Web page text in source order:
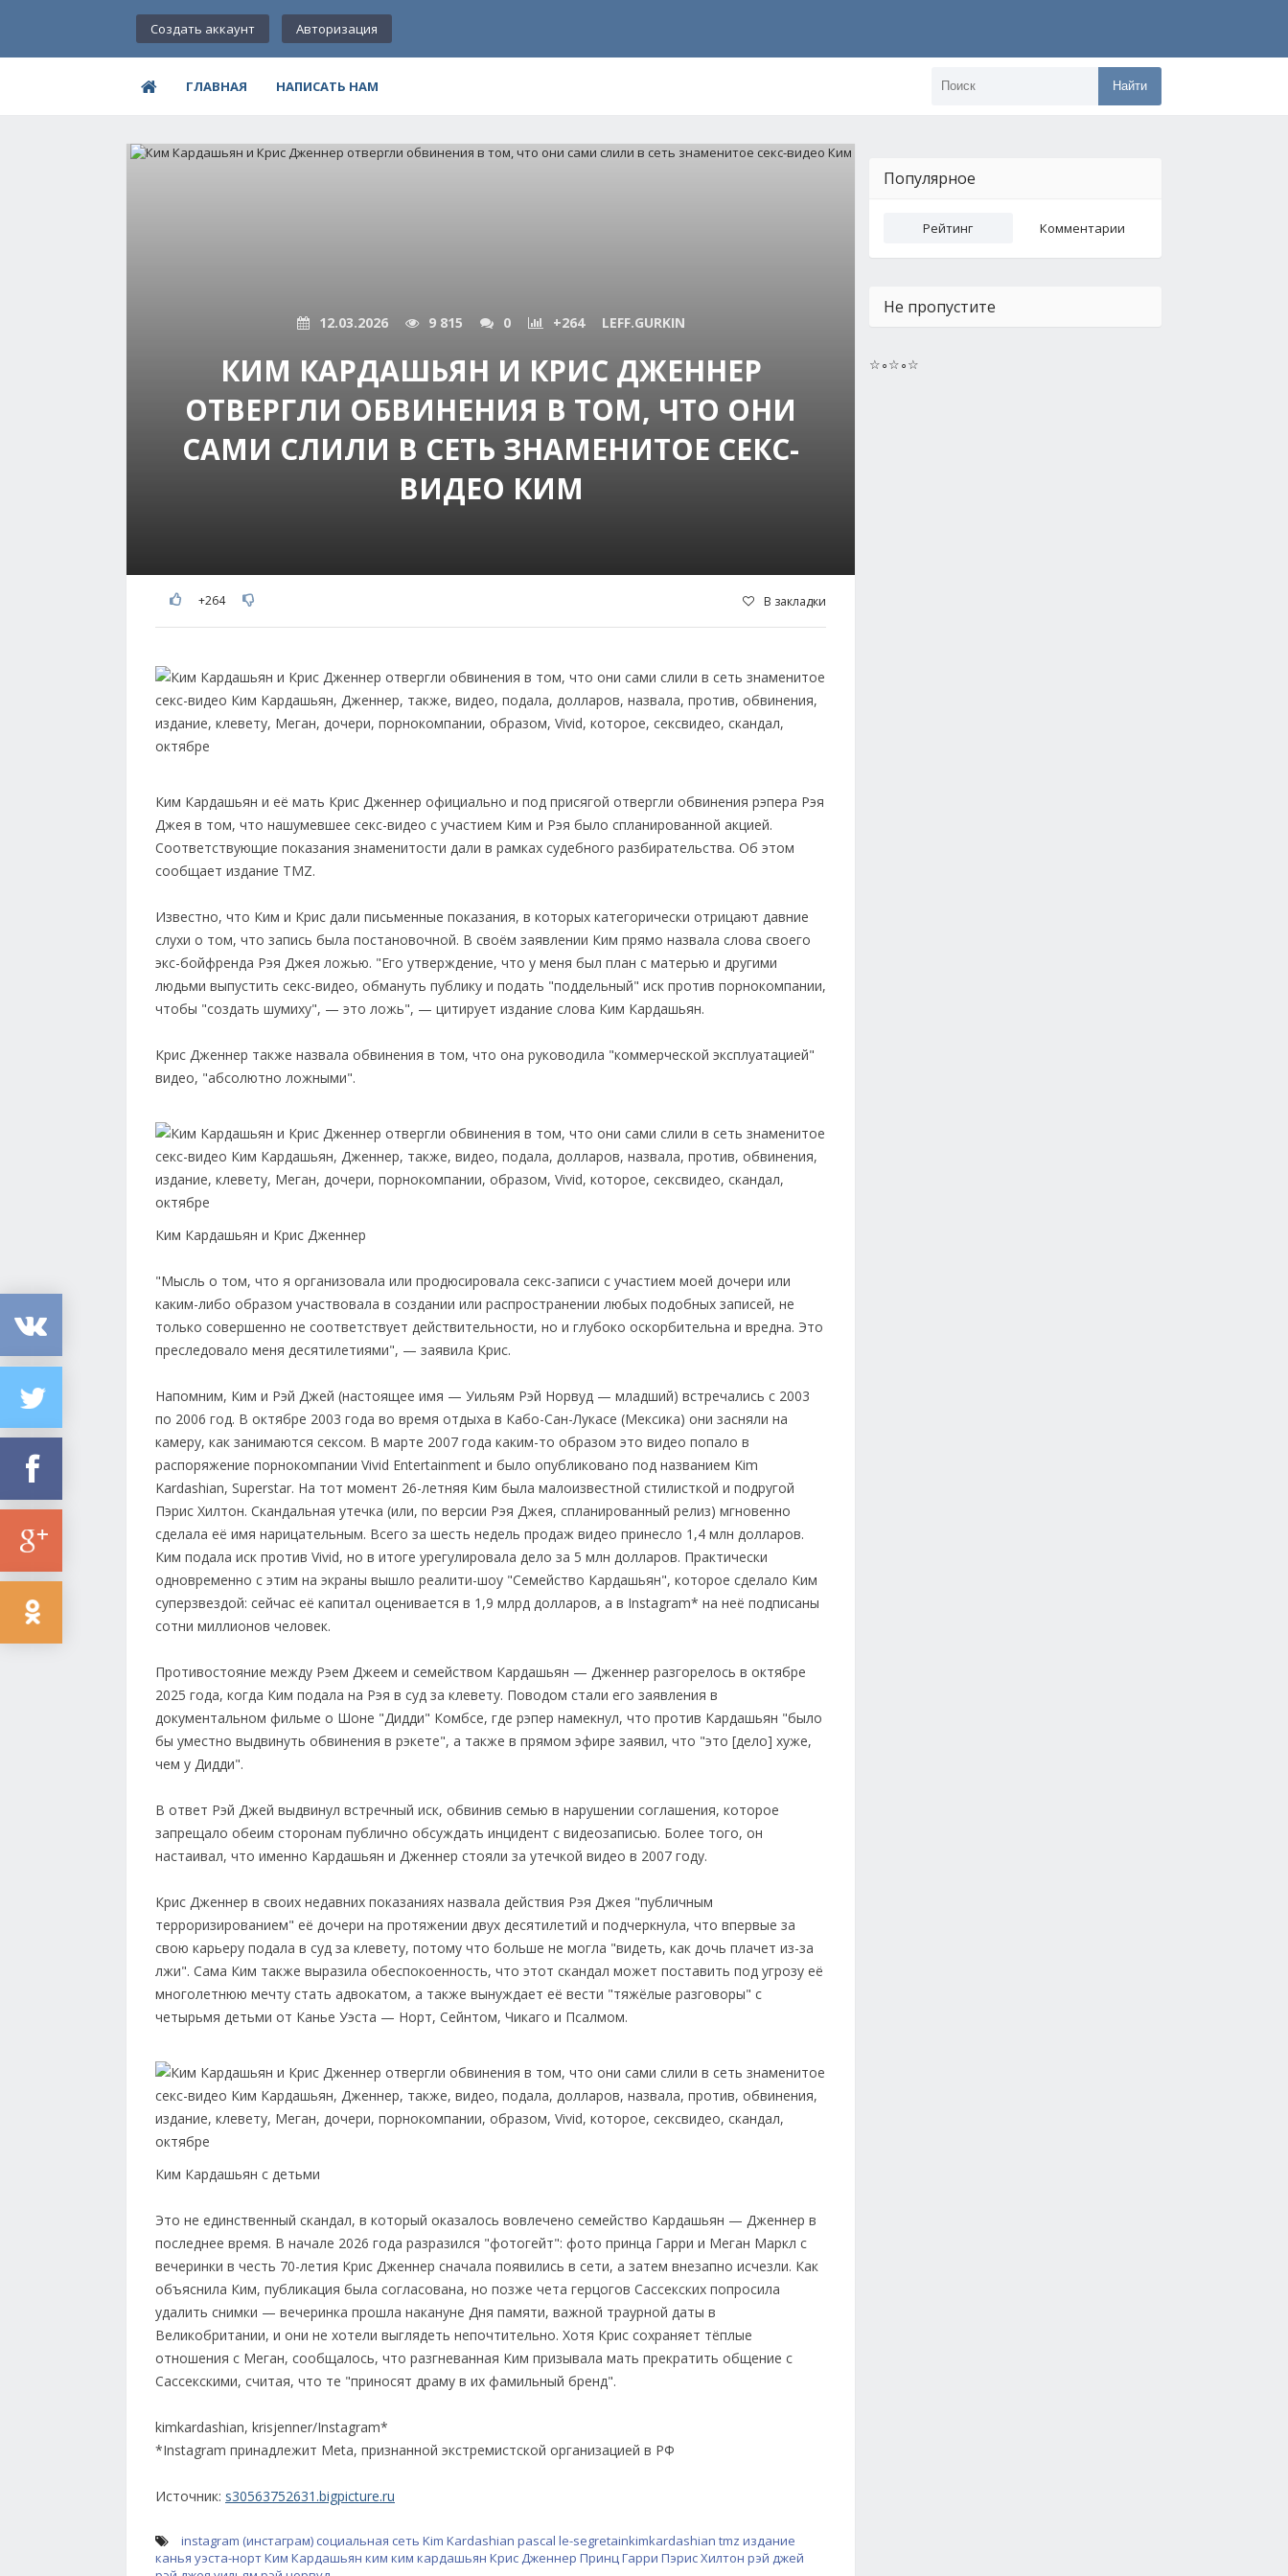
Создать аккаунт Авторизация
ГЛАВНАЯ НАПИСАТЬ НАМ Найти
12.03.2026 9 815 0 +264 LEFF.GURKIN
КИМ КАРДАШЬЯН И КРИС ДЖЕННЕР
ОТВЕРГЛИ ОБВИНЕНИЯ В ТОМ, ЧТО ОНИ
САМИ СЛИЛИ В СЕТЬ ЗНАМЕНИТОЕ СЕКС-
ВИДЕО КИМ
+264 В закладки
Ким Кардашьян и её мать Крис Дженнер официально и под присягой отвергли обвинения рэпера Рэя
Джея в том, что нашумевшее секс-видео с участием Ким и Рэя было спланированной акцией.
Соответствующие показания знаменитости дали в рамках судебного разбирательства. Об этом
сообщает издание TMZ.
Известно, что Ким и Крис дали письменные показания, в которых категорически отрицают давние
слухи о том, что запись была постановочной. В своём заявлении Ким прямо назвала слова своего
экс-бойфренда Рэя Джея ложью. "Его утверждение, что у меня был план с матерью и другими
людьми выпустить секс-видео, обмануть публику и подать "поддельный" иск против порнокомпании,
чтобы "создать шумиху", — это ложь", — цитирует издание слова Ким Кардашьян.
Крис Дженнер также назвала обвинения в том, что она руководила "коммерческой эксплуатацией"
видео, "абсолютно ложными".
Ким Кардашьян и Крис Дженнер
"Мысль о том, что я организовала или продюсировала секс-записи с участием моей дочери или
каким-либо образом участвовала в создании или распространении любых подобных записей, не
только совершенно не соответствует действительности, но и глубоко оскорбительна и вредна. Это
преследовало меня десятилетиями", — заявила Крис.
Напомним, Ким и Рэй Джей (настоящее имя — Уильям Рэй Норвуд — младший) встречались с 2003
по 2006 год. В октябре 2003 года во время отдыха в Кабо-Сан-Лукасе (Мексика) они засняли на
камеру, как занимаются сексом. В марте 2007 года каким-то образом это видео попало в
распоряжение порнокомпании Vivid Entertainment и было опубликовано под названием Kim
Kardashian, Superstar. На тот момент 26-летняя Ким была малоизвестной стилисткой и подругой
Пэрис Хилтон. Скандальная утечка (или, по версии Рэя Джея, спланированный релиз) мгновенно
сделала её имя нарицательным. Всего за шесть недель продаж видео принесло 1,4 млн долларов.
Ким подала иск против Vivid, но в итоге урегулировала дело за 5 млн долларов. Практически
одновременно с этим на экраны вышло реалити-шоу "Семейство Кардашьян", которое сделало Ким
суперзвездой: сейчас её капитал оценивается в 1,9 млрд долларов, а в Instagram* на неё подписаны
сотни миллионов человек.
Противостояние между Рэем Джеем и семейством Кардашьян — Дженнер разгорелось в октябре
2025 года, когда Ким подала на Рэя в суд за клевету. Поводом стали его заявления в
документальном фильме о Шоне "Дидди" Комбсе, где рэпер намекнул, что против Кардашьян "было
бы уместно выдвинуть обвинения в рэкете", а также в прямом эфире заявил, что "это [дело] хуже,
чем у Дидди".
В ответ Рэй Джей выдвинул встречный иск, обвинив семью в нарушении соглашения, которое
запрещало обеим сторонам публично обсуждать инцидент с видеозаписью. Более того, он
настаивал, что именно Кардашьян и Дженнер стояли за утечкой видео в 2007 году.
Крис Дженнер в своих недавних показаниях назвала действия Рэя Джея "публичным
терроризированием" её дочери на протяжении двух десятилетий и подчеркнула, что впервые за
свою карьеру подала в суд за клевету, потому что больше не могла "видеть, как дочь плачет из-за
лжи". Сама Ким также выразила обеспокоенность, что этот скандал может поставить под угрозу её
многолетнюю мечту стать адвокатом, а также вынуждает её вести "тяжёлые разговоры" с
четырьмя детьми от Канье Уэста — Норт, Сейнтом, Чикаго и Псалмом.
Ким Кардашьян с детьми
Это не единственный скандал, в который оказалось вовлечено семейство Кардашьян — Дженнер в
последнее время. В начале 2026 года разразился "фотогейт": фото принца Гарри и Меган Маркл с
вечеринки в честь 70-летия Крис Дженнер сначала появились в сети, а затем внезапно исчезли. Как
объяснила Ким, публикация была согласована, но позже чета герцогов Сассекских попросила
удалить снимки — вечеринка прошла накануне Дня памяти, важной траурной даты в
Великобритании, и они не хотели выглядеть непочтительно. Хотя Крис сохраняет тёплые
отношения с Меган, сообщалось, что разгневанная Ким призывала мать прекратить общение с
Сассекскими, считая, что те "приносят драму в их фамильный бренд".
kimkardashian, krisjenner/Instagram*
*Instagram принадлежит Meta, признанной экстремистской организацией в РФ
Источник: s30563752631.bigpicture.ru
instagram (инстаграм) социальная сеть Kim Kardashian pascal le-segretainkimkardashian tmz издание
канья уэста-нортКим Кардашьян ким ким кардашьян Крис Дженнер Принц Гарри Пэрис Хилтон рэй джей
Популярное
Рейтинг Комментарии
Не пропустите
☆∘☆∘☆